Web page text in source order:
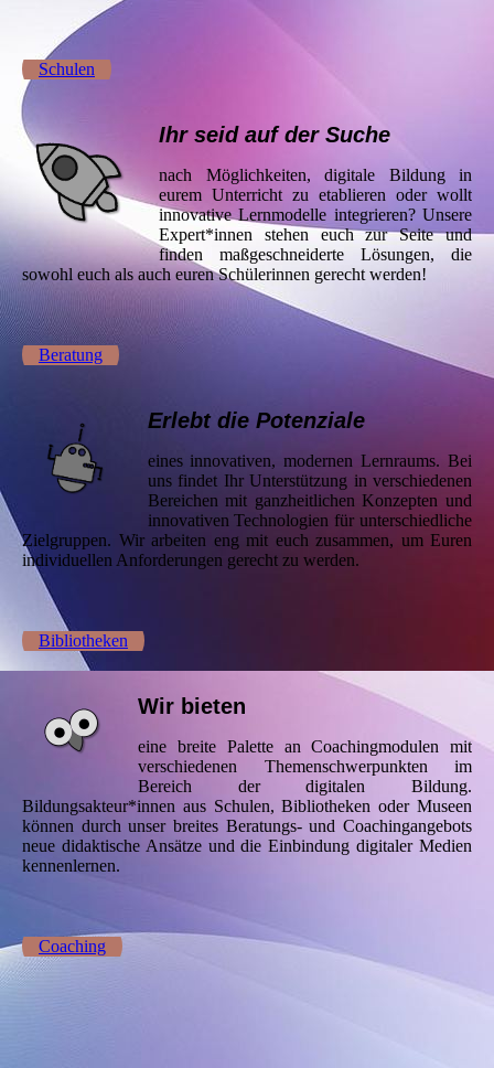
Schulen
Ihr seid auf der Suche
nach Möglichkeiten, digitale Bildung in
eurem Unterricht zu etablieren oder wollt
innovative Lernmodelle integrieren? Unsere
Expert*innen stehen euch zur Seite und
finden maßgeschneiderte Lösungen, die
sowohl euch als auch euren Schülerinnen gerecht werden!
Beratung
Erlebt die Potenziale
eines innovativen, modernen Lernraums. Bei
uns findet Ihr Unterstützung in verschiedenen
Bereichen mit ganzheitlichen Konzepten und
innovativen Technologien für unterschiedliche
Zielgruppen. Wir arbeiten eng mit euch zusammen, um Euren
individuellen Anforderungen gerecht zu werden.
Bibliotheken
Wir bieten
eine breite Palette an Coachingmodulen mit
verschiedenen Themenschwerpunkten im
Bereich der digitalen Bildung.
Bildungsakteur*innen aus Schulen, Bibliotheken oder Museen
können durch unser breites Beratungs- und Coachingangebots
neue didaktische Ansätze und die Einbindung digitaler Medien
kennenlernen.
Coaching